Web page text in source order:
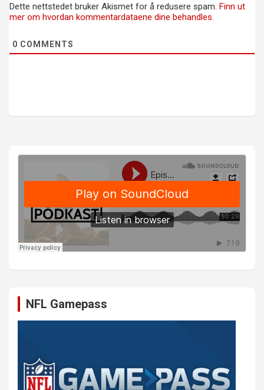
Dette nettstedet bruker Akismet for å redusere spam. Finn ut
mer om hvordan kommentardataene dine behandles.
0 COMMENTS
NFL Gamepass